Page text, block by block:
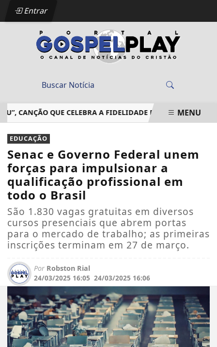
Entrar
QUE CELEBRA A FIDELIDADE DE DEUS EM MEIO ÀS
EM ALTA
MENU
EDUCAÇÃO
Senac e Governo Federal unem
forças para impulsionar a
qualificação profissional em
todo o Brasil
São 1.830 vagas gratuitas em diversos
cursos presenciais que abrem portas
para o mercado de trabalho; as primeiras
inscrições terminam em 27 de março.
Por Robston Rial
24/03/2025 16:05 24/03/2025 16:06